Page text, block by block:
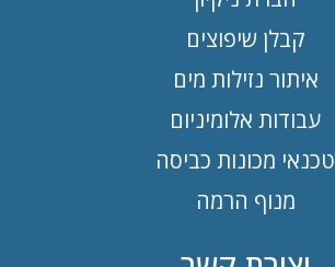
קבלן שיפוצים
איתור נזילות מים
עבודות אלומיניום
טכנאי מכונות כביסה
מנוף הרמה